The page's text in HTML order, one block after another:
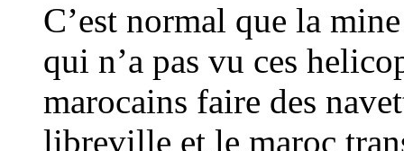
C’est normal que la
qui n’a pas vu ces
marocains faire des
libreville et le maroc